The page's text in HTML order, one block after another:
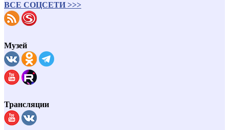
ВСЕ СОЦСЕТИ >>>
Музей
Трансляции